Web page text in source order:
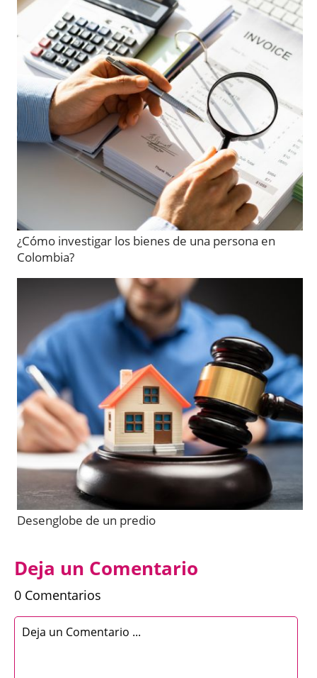
¿Cómo investigar los bienes de una persona en
Colombia?
Desenglobe de un predio
Deja un Comentario
0 Comentarios